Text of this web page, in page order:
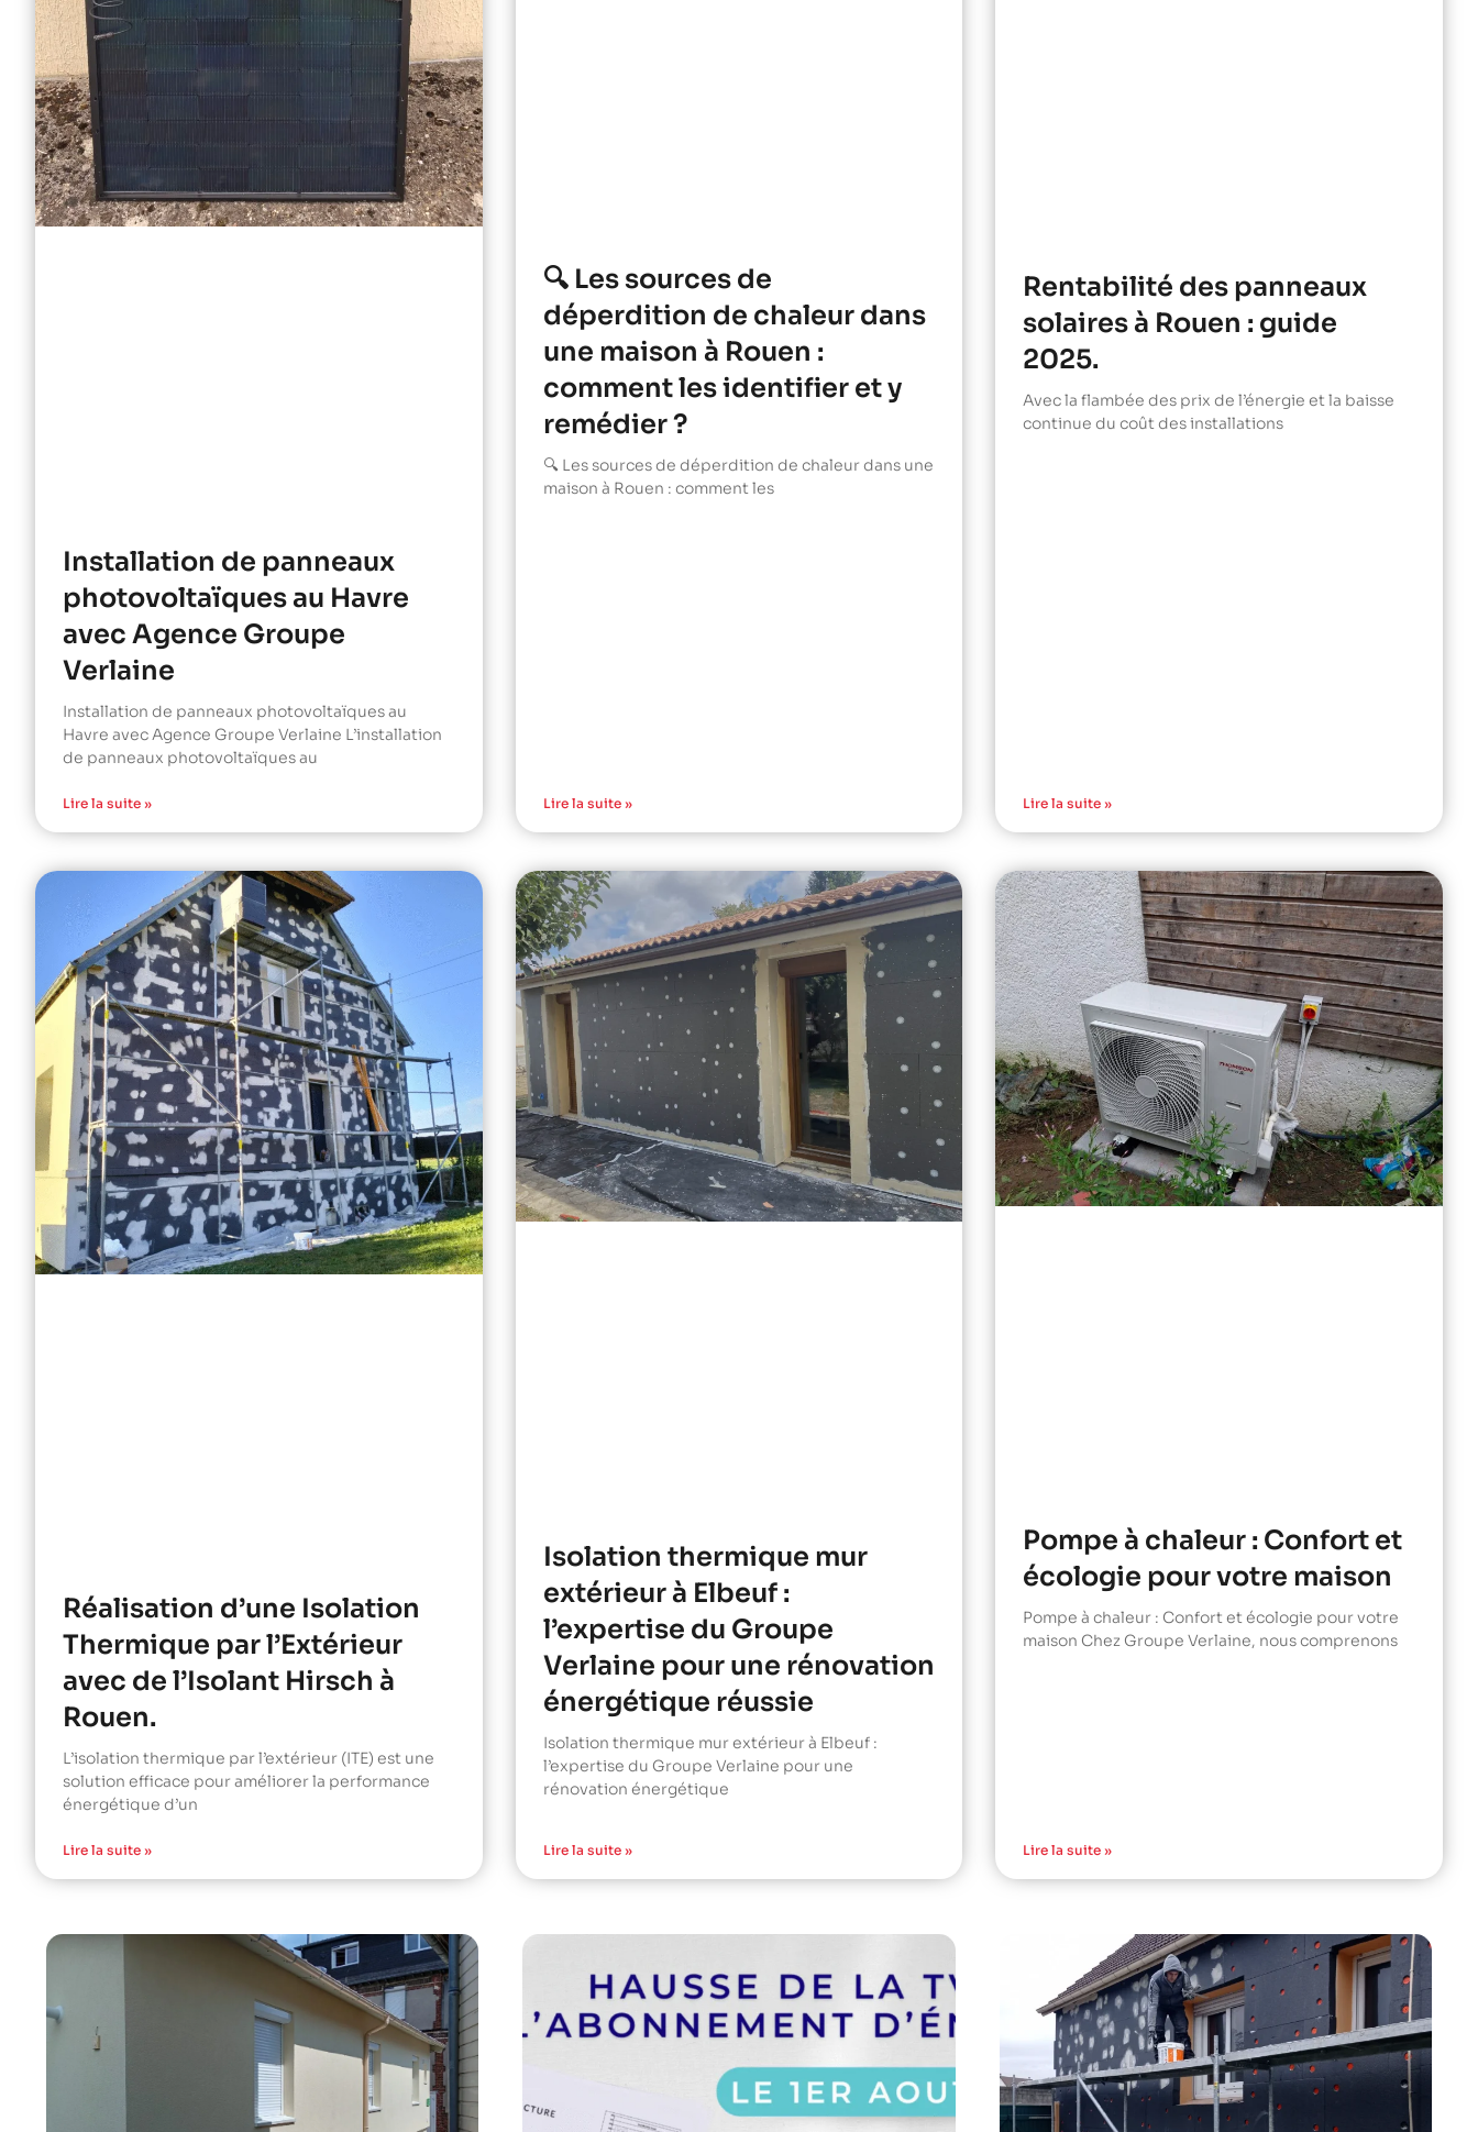
Installation de panneaux
photovoltaïques au Havre
avec Agence Groupe
Verlaine
Installation de panneaux photovoltaïques au
Havre avec Agence Groupe Verlaine L’installation
de panneaux photovoltaïques au
Lire la suite »
🔍 Les sources de
déperdition de chaleur dans
une maison à Rouen :
comment les identifier et y
remédier ?
🔍 Les sources de déperdition de chaleur dans une
maison à Rouen : comment les
Lire la suite »
Rentabilité des panneaux
solaires à Rouen : guide
2025.
Avec la flambée des prix de l’énergie et la baisse
continue du coût des installations
Lire la suite »
Réalisation d’une Isolation
Thermique par l’Extérieur
avec de l’Isolant Hirsch à
Rouen.
L’isolation thermique par l’extérieur (ITE) est une
solution efficace pour améliorer la performance
énergétique d’un
Lire la suite »
Isolation thermique mur
extérieur à Elbeuf :
l’expertise du Groupe
Verlaine pour une rénovation
énergétique réussie
Isolation thermique mur extérieur à Elbeuf :
l’expertise du Groupe Verlaine pour une
rénovation énergétique
Lire la suite »
Pompe à chaleur : Confort et
écologie pour votre maison
Pompe à chaleur : Confort et écologie pour votre
maison Chez Groupe Verlaine, nous comprenons
Lire la suite »